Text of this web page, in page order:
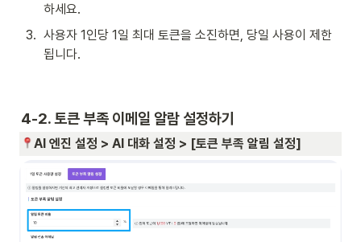
하세요.
3. 사용자 1인당 1일 최대 토큰을 소진하면, 당일 사용이 제한
됩니다.
4-2. 토큰 부족 이메일 알람 설정하기
AI 엔진 설정 > AI 대화 설정 > [토큰 부족 알림 설정]